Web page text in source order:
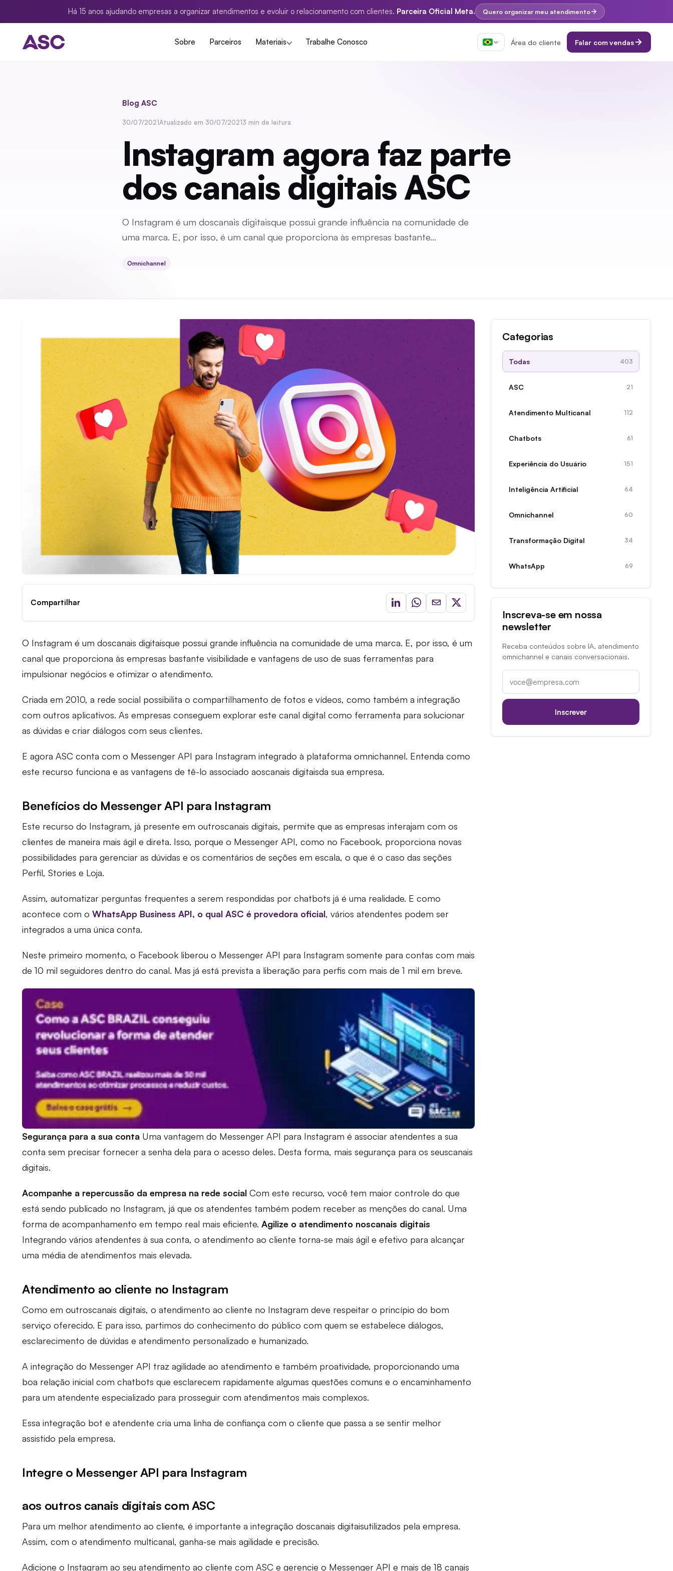
Há 15 anos ajudando empresas a organizar atendimentos e evoluir o relacionamento com clientes. Parceira Oficial Meta. Quero organizar meu atendimento
Sobre Parceiros Materiais Trabalhe Conosco Área do cliente Falar com vendas
Blog ASC
30/07/2021Atualizado em 30/07/20213 min de leitura
Instagram agora faz parte
dos canais digitais ASC
O Instagram é um doscanais digitaisque possui grande influência na comunidade de
uma marca. E, por isso, é um canal que proporciona às empresas bastante...
Omnichannel
Compartilhar
O Instagram é um doscanais digitaisque possui grande influência na comunidade de uma marca. E, por isso, é um
canal que proporciona às empresas bastante visibilidade e vantagens de uso de suas ferramentas para
impulsionar negócios e otimizar o atendimento.
Criada em 2010, a rede social possibilita o compartilhamento de fotos e vídeos, como também a integração
com outros aplicativos. As empresas conseguem explorar este canal digital como ferramenta para solucionar
as dúvidas e criar diálogos com seus clientes.
E agora ASC conta com o Messenger API para Instagram integrado à plataforma omnichannel. Entenda como
este recurso funciona e as vantagens de tê-lo associado aoscanais digitaisda sua empresa.
Benefícios do Messenger API para Instagram
Este recurso do Instagram, já presente em outroscanais digitais, permite que as empresas interajam com os
clientes de maneira mais ágil e direta. Isso, porque o Messenger API, como no Facebook, proporciona novas
possibilidades para gerenciar as dúvidas e os comentários de seções em escala, o que é o caso das seções
Perfil, Stories e Loja.
Assim, automatizar perguntas frequentes a serem respondidas por chatbots já é uma realidade. E como
acontece com o WhatsApp Business API, o qual ASC é provedora oficial, vários atendentes podem ser
integrados a uma única conta.
Neste primeiro momento, o Facebook liberou o Messenger API para Instagram somente para contas com mais
de 10 mil seguidores dentro do canal. Mas já está prevista a liberação para perfis com mais de 1 mil em breve.
Segurança para a sua conta Uma vantagem do Messenger API para Instagram é associar atendentes a sua
conta sem precisar fornecer a senha dela para o acesso deles. Desta forma, mais segurança para os seuscanais
digitais.
Acompanhe a repercussão da empresa na rede social Com este recurso, você tem maior controle do que
está sendo publicado no Instagram, já que os atendentes também podem receber as menções do canal. Uma
forma de acompanhamento em tempo real mais eficiente. Agilize o atendimento noscanais digitais
Integrando vários atendentes à sua conta, o atendimento ao cliente torna-se mais ágil e efetivo para alcançar
uma média de atendimentos mais elevada.
Atendimento ao cliente no Instagram
Como em outroscanais digitais, o atendimento ao cliente no Instagram deve respeitar o princípio do bom
serviço oferecido. E para isso, partimos do conhecimento do público com quem se estabelece diálogos,
esclarecimento de dúvidas e atendimento personalizado e humanizado.
A integração do Messenger API traz agilidade ao atendimento e também proatividade, proporcionando uma
boa relação inicial com chatbots que esclarecem rapidamente algumas questões comuns e o encaminhamento
para um atendente especializado para prosseguir com atendimentos mais complexos.
Essa integração bot e atendente cria uma linha de confiança com o cliente que passa a se sentir melhor
assistido pela empresa.
Integre o Messenger API para Instagram
aos outros canais digitais com ASC
Para um melhor atendimento ao cliente, é importante a integração doscanais digitaisutilizados pela empresa.
Assim, com o atendimento multicanal, ganha-se mais agilidade e precisão.
Adicione o Instagram ao seu atendimento ao cliente com ASC e gerencie o Messenger API e mais de 18 canais
Categorias
Todas 403
ASC 21
Atendimento Multicanal 112
Chatbots 61
Experiência do Usuário 151
Inteligência Artificial 64
Omnichannel 60
Transformação Digital 34
WhatsApp 69
Inscreva-se em nossa
newsletter
Receba conteúdos sobre IA, atendimento
omnichannel e canais conversacionais.
E-mail corporativo
Inscrever